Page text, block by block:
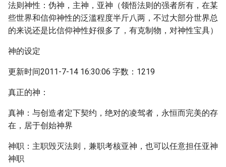
法则神性：伪神，主神，亚神（领悟法则的强者所有，在某
些世界和信仰神性的泛滥程度半斤八两，不过大部分世界总
的来说还是比信仰神性好很多了，有克制物，对神性宝具）
神的设定
更新时间2011-7-14 16:30:06 字数：1219
真正的神：
真神：与创造者定下契约，绝对的凌驾者，永恒而完美的存
在，居于创始神界
神职：主职毁灭法则，兼职考核亚神，也可以任意担任亚神
神职